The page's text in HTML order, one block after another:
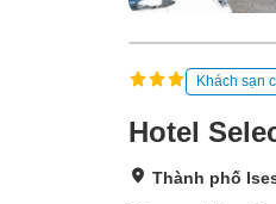
Khách sạn
Hotel
Thành phố